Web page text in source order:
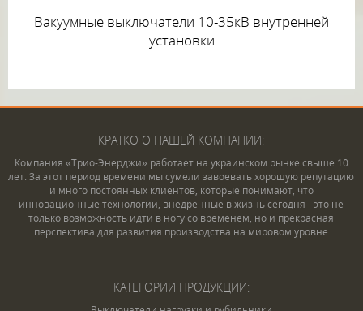
Вакуумные выключатели 10-35кВ внутренней
установки
КРАТКО О НАШЕЙ КОМПАНИИ:
Компания «Трио-Энерджи» работает на украинском рынке свыше 10
лет. За этот период времени мы сумели завоевать хорошую репутацию
и много постоянных клиентов, которые понимают, что
инновационные технологии, внедренные в жизнь сегодня - это не
только возможность идти в ногу со временем, но и прекрасная
перспектива для развития производства на мировом уровне
КАТЕГОРИИ ПРОДУКЦИИ: